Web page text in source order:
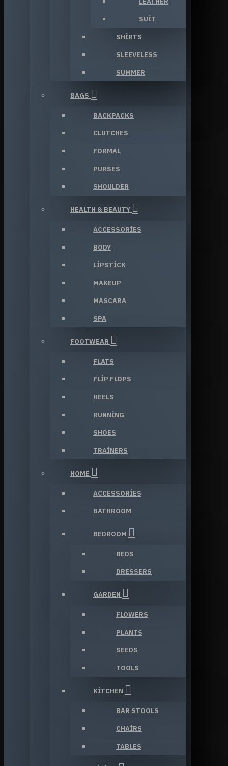
SUIT
SHIRTS
SLEEVELESS
SUMMER
BAGS
BACKPACKS
CLUTCHES
FORMAL
PURSES
SHOULDER
HEALTH & BEAUTY
ACCESSORIES
BODY
LIPSTICK
MAKEUP
MASCARA
SPA
FOOTWEAR
FLATS
FLIP FLOPS
HEELS
RUNNING
SHOES
TRAINERS
HOME
ACCESSORIES
BATHROOM
BEDROOM
BEDS
DRESSERS
GARDEN
FLOWERS
PLANTS
SEEDS
TOOLS
KITCHEN
BAR STOOLS
CHAIRS
TABLES